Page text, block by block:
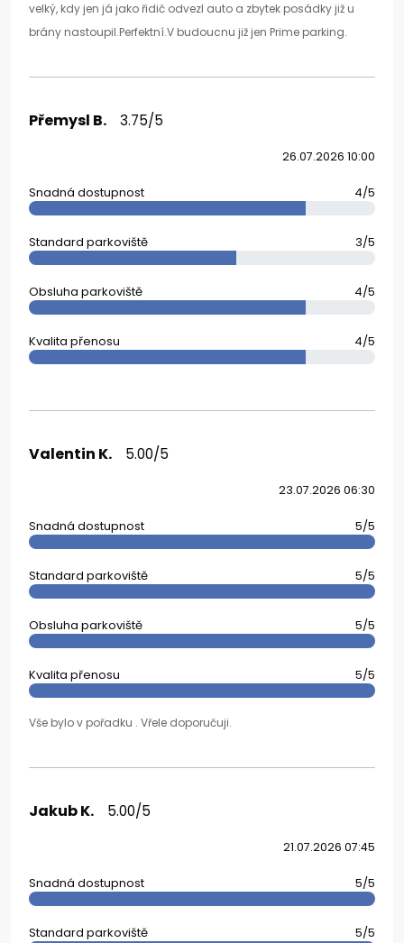
velký, kdy jen já jako řidič odvezl auto a zbytek posádky již u
brány nastoupil.Perfektní.V budoucnu již jen Prime parking.
Přemysl B. 3.75/5
26.07.2026 10:00
Snadná dostupnost 4/5
Standard parkoviště 3/5
Obsluha parkoviště 4/5
Kvalita přenosu 4/5
Valentin K. 5.00/5
23.07.2026 06:30
Snadná dostupnost 5/5
Standard parkoviště 5/5
Obsluha parkoviště 5/5
Kvalita přenosu 5/5
Vše bylo v pořadku . Vřele doporučuji.
Jakub K. 5.00/5
21.07.2026 07:45
Snadná dostupnost 5/5
Standard parkoviště 5/5